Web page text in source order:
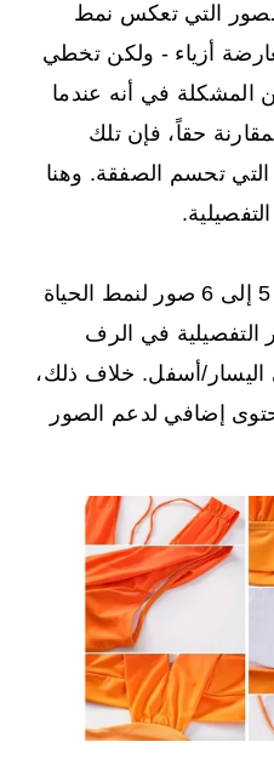
التي تعكس نمط
أزياء - ولكن تخطي
المشكلة في أنه عندما
حقاً، فإن تلك
التي تحسم الصفقة. وهنا
إذا كان لديك أقل من 5 إلى 6 صور لنمط الحياة
التفصيلية في الرف
اليسار/أسفل. خلاف ذلك،
إضافي لدعم الصور